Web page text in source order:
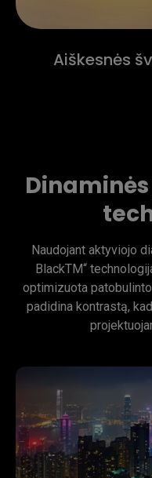
Aiškesnės
Naudojant aktyviojo
BlackTM“
optimizuota
padidina kontrastą,